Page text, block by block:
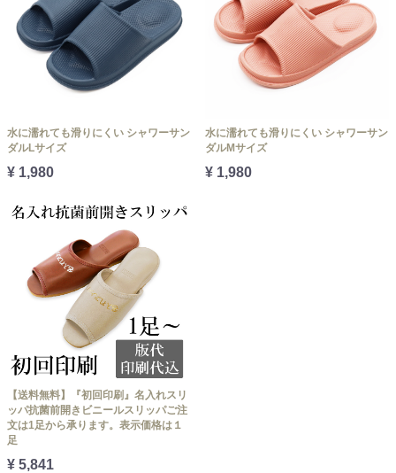
水に濡れても滑りにくい シャワーサン
ダルLサイズ
¥ 1,980
水に濡れても滑りにくい シャワーサン
ダルMサイズ
¥ 1,980
【送料無料】『初回印刷』名入れスリ
ッパ抗菌前開きビニールスリッパご注
文は1足から承ります。表示価格は１
足
¥ 5,841